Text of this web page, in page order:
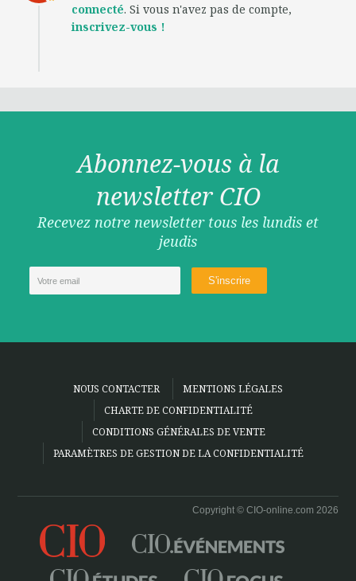
connecté. Si vous n'avez pas de compte,
inscrivez-vous !
Abonnez-vous à la
newsletter CIO
Recevez notre newsletter tous les lundis et
jeudis
NOUS CONTACTER
MENTIONS LÉGALES
CHARTE DE CONFIDENTIALITÉ
CONDITIONS GÉNÉRALES DE VENTE
PARAMÈTRES DE GESTION DE LA CONFIDENTIALITÉ
Copyright © CIO-online.com 2026